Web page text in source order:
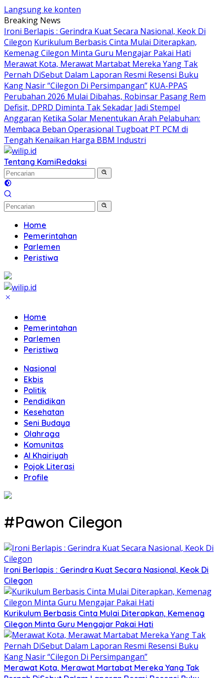
Langsung ke konten
Breaking News
Ironi Berlapis : Gerindra Kuat Secara Nasional, Keok Di
Cilegon Kurikulum Berbasis Cinta Mulai Diterapkan,
Kemenag Cilegon Minta Guru Mengajar Pakai Hati
Merawat Kota, Merawat Martabat Mereka Yang Tak
Pernah DiSebut Dalam Laporan Resmi Resensi Buku
Kang Nasir “Cilegon Di Persimpangan” KUA-PPAS
Perubahan 2026 Mulai Dibahas, Robinsar Pasang Rem
Defisit, DPRD Diminta Tak Sekadar Jadi Stempel
Anggaran Ketika Solar Menentukan Arah Pelabuhan:
Membaca Beban Operasional Tugboat PT PCM di
Tengah Kenaikan Harga BBM Industri
Tentang KamiRedaksi
Home
Pemerintahan
Parlemen
Peristiwa
Home
Pemerintahan
Parlemen
Peristiwa
Nasional
Ekbis
Politik
Pendidikan
Kesehatan
Seni Budaya
Olahraga
Komunitas
Al Khairiyah
Pojok Literasi
Profile
#Pawon Cilegon
Ironi Berlapis : Gerindra Kuat Secara Nasional, Keok Di
Cilegon
Kurikulum Berbasis Cinta Mulai Diterapkan, Kemenag
Cilegon Minta Guru Mengajar Pakai Hati
Merawat Kota, Merawat Martabat Mereka Yang Tak